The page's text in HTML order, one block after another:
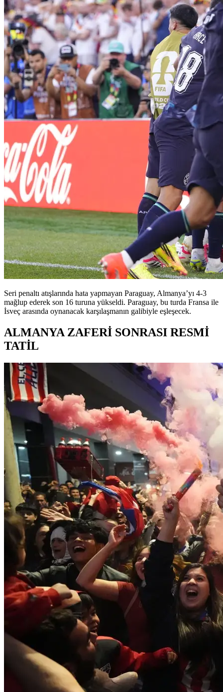
Seri penaltı atışlarında hata yapmayan Paraguay, Almanya’yı 4-3
mağlup ederek son 16 turuna yükseldi. Paraguay, bu turda Fransa ile
İsveç arasında oynanacak karşılaşmanın galibiyle eşleşecek.
ALMANYA ZAFERİ SONRASI RESMİ
TATİL